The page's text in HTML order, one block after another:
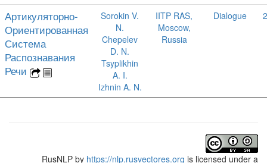
Артикуляторно-
Ориентированная
Система
Распознавания
Речи
Sorokin V.
N.
Chepelev
D. N.
Tsyplikhin
A. I.
Izhnin A. N.
IITP RAS,
Moscow,
Russia
Dialogue
RusNLP by https://nlp.rusvectores.org is licensed under a